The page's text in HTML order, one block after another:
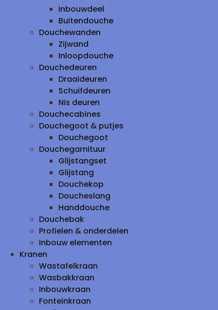
inbouwdeel
Buitendouche
Douchewanden
Zijwand
Inloopdouche
Douchedeuren
Draaideuren
Schuifdeuren
Nis deuren
Douchecabines
Douchegoot & putjes
Douchegoot
Douchegarnituur
Glijstangset
Glijstang
Douchekop
Doucheslang
Handdouche
Douchebak
Profielen & onderdelen
Inbouw elementen
Kranen
Wastafelkraan
Wasbakkraan
Inbouwkraan
Fonteinkraan